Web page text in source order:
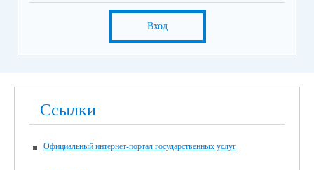
Вход
Ссылки
Официальный интернет-портал государственных услуг